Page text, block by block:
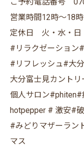
営業時間12時〜18
定休日 火・水・日
#リラクゼーション
#リフレッシュ#大
大分富士見カント
個人サロン
hotpepper # 激安#
#みどりマザーラン
マス